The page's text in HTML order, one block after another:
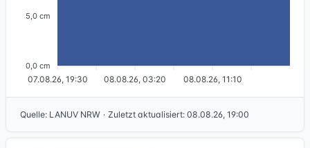
5,0 cm
0,0 cm
07.08.26, 19:30 08.08.26, 03:20 08.08.26, 11:10
Quelle: LANUV NRW · Zuletzt aktualisiert: 08.08.26, 19:00